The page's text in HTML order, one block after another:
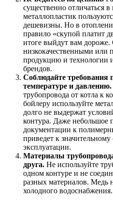
существенно отличаться
металлопластик
дешевизны. Но в
правило «скупой платит
итоге выйдут вам
низкокачественными или
продукцию и технологии
брендов.
Соблюдайте требования
температуре и давлению.
трубопровода от котла к
бойлеру используйте
долго не выдержат
контура. Даже небольшое
документации к
приведет к
эксплуатации.
Материалы
друга. Не используйте
одном контуре и не
разных материалов. Медь
холодного водоснабжения.